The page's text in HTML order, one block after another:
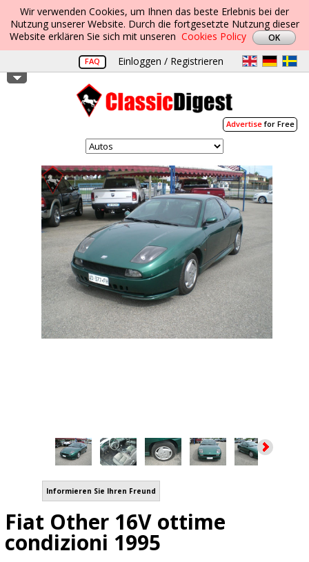
Wir verwenden Cookies, um Ihnen das beste Erlebnis bei der
Nutzung unserer Website. Durch die fortgesetzte Nutzung dieser
Website erklären Sie sich mit unseren Cookies Policy
FAQ Einloggen / Registrieren
Advertisefor Free
Informieren Sie Ihren Freund
Fiat Other 16V ottime
condizioni 1995